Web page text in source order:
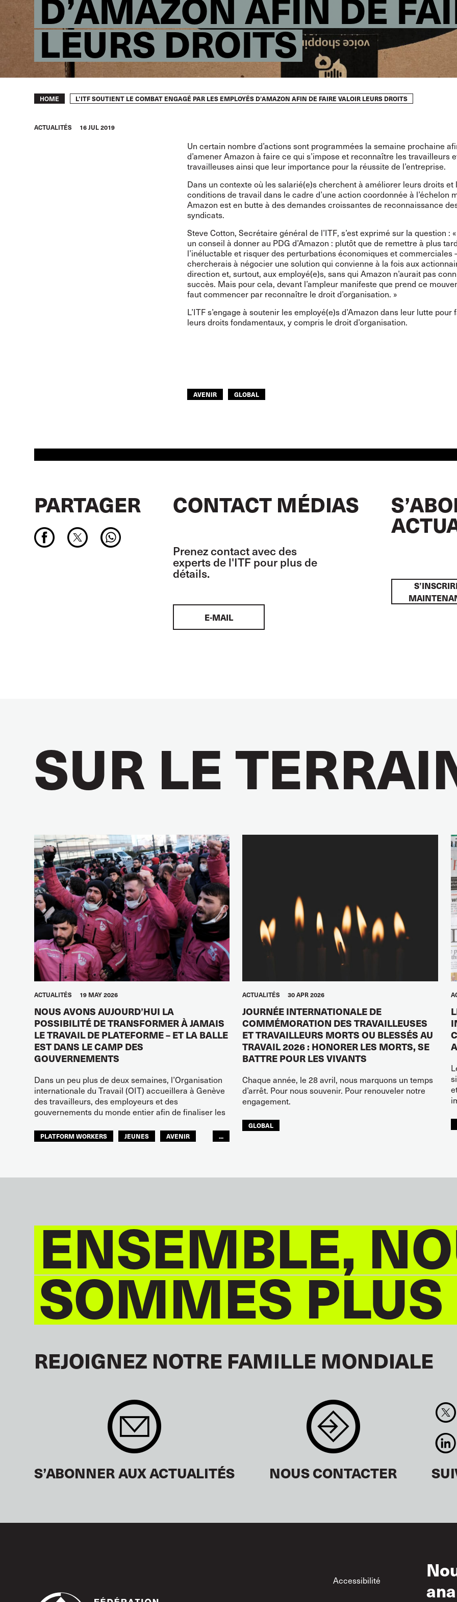
LEURS DROITS
Breadcrumb
HOME L’ITF SOUTIENT LE COMBAT ENGAGÉ PAR LES EMPLOYÉS D’AMAZON AFIN DE FAIRE VALOIR LEURS DROITS
ACTUALITÉS 16 JUL 2019
Un certain nombre d’actions sont programmées la semaine prochaine
d’amener Amazon à faire ce qui s’impose et reconnaître les travailleurs
travailleuses ainsi que leur importance pour la réussite de l’entreprise.
Dans un contexte où les salarié(e)s cherchent à améliorer leurs droits et
conditions de travail dans le cadre d’une action coordonnée à l’échelon
Amazon est en butte à des demandes croissantes de reconnaissance
syndicats.
Steve Cotton, Secrétaire général de l’ITF, s’est exprimé sur la question : «
un conseil à donner au PDG d’Amazon : plutôt que de remettre à plus
l’inéluctable et risquer des perturbations économiques et commerciales
chercherais à négocier une solution qui convienne à la fois aux
direction et, surtout, aux employé(e)s, sans qui Amazon n’aurait pas
succès. Mais pour cela, devant l’ampleur manifeste que prend ce
faut commencer par reconnaître le droit d’organisation. »
L’ITF s’engage à soutenir les employé(e)s d’Amazon dans leur lutte pour
leurs droits fondamentaux, y compris le droit d’organisation.
AVENIR GLOBAL
PARTAGER CONTACT MÉDIAS
Prenez contact avec des
experts de l'ITF pour plus de
détails.
E-MAIL
SUR LE
ACTUALITÉS 19 MAY 2026
NOUS AVONS AUJOURD’HUI LA
POSSIBILITÉ DE TRANSFORMER À JAMAIS
LE TRAVAIL DE PLATEFORME – ET LA BALLE
EST DANS LE CAMP DES
GOUVERNEMENTS
Dans un peu plus de deux semaines, l’Organisation
internationale du Travail (OIT) accueillera à Genève
des travailleurs, des employeurs et des
gouvernements du monde entier afin de finaliser les
PLATFORM WORKERS JEUNES
AVENIR
...
ACTUALITÉS 30 APR 2026
JOURNÉE INTERNATIONALE DE
COMMÉMORATION DES TRAVAILLEUSES
ET TRAVAILLEURS MORTS OU BLESSÉS AU
TRAVAIL 2026 : HONORER LES MORTS, SE
BATTRE POUR LES VIVANTS
Chaque année, le 28 avril, nous marquons un temps
d’arrêt. Pour nous souvenir. Pour renouveler notre
engagement.
GLOBAL
ENSEMBLE,
SOMMES PLUS
REJOIGNEZ NOTRE FAMILLE MONDIALE
S’ABONNER AUX ACTUALITÉS NOUS CONTACTER
Footer
Accessibilité